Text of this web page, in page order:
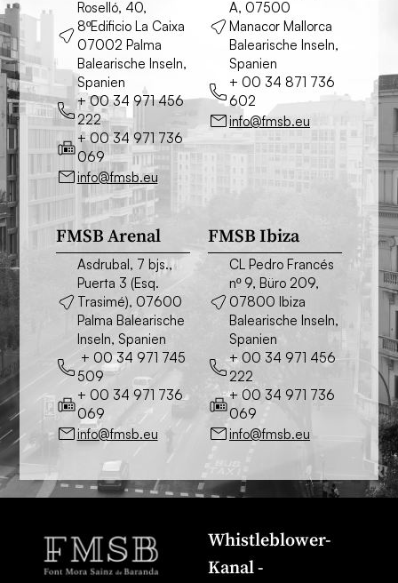
Roselló, 40,
8ºEdificio La Caixa
07002 Palma
Balearische Inseln,
Spanien
+ 00 34 971 456
222
+ 00 34 971 736
069
info@fmsb.eu
A, 07500
Manacor Mallorca
Balearische Inseln,
Spanien
+ 00 34 871 736
602
info@fmsb.eu
FMSB Arenal
Asdrubal, 7 bjs.,
Puerta 3 (Esq.
Trasimé), 07600
Palma Balearische
Inseln, Spanien
+ 00 34 971 745
509
+ 00 34 971 736
069
info@fmsb.eu
FMSB Ibiza
CL Pedro Francés
nº 9, Büro 209,
07800 Ibiza
Balearische Inseln,
Spanien
+ 00 34 971 456
222
+ 00 34 971 736
069
info@fmsb.eu
Whistleblower-
Kanal -